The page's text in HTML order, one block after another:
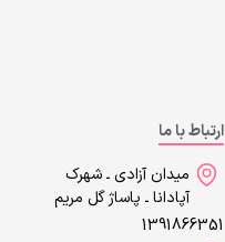
ارتباط با ما
میدان آزادی ـ شهرک
آپادانا ـ پاساژ گل مریم
1391866351